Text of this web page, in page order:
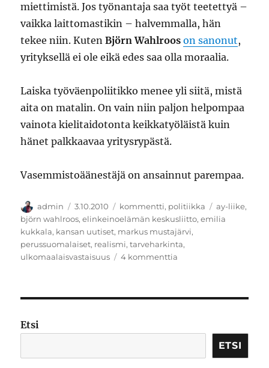
miettimistä. Jos työnantaja saa työt teetettyä –
vaikka laittomastikin – halvemmalla, hän
tekee niin. KutenBjörn Wahlroos on sanonut,
yrityksellä ei ole eikä edes saa olla moraalia.
Laiska työväenpoliitikko menee yli siitä, mistä
aita on matalin. On vain niin paljon helpompaa
vainota kielitaidotonta keikkatyöläistä kuin
hänet palkkaavaa yritysrypästä.
Vasemmistoäänestäjä on ansainnut parempaa.
Kirjoittaja
admin Julkaistu
3.10.2010 Kategoriat
kommentti, politiikka Avainsanat
ay-liike,
björn wahlroos,elinkeinoelämän keskusliitto,emilia
kukkala, kansan uutiset, markus mustajärvi,
perussuomalaiset, realismi,tarveharkinta,
ulkomaalaisvastaisuus
4 kommenttia
Etsi
ETSI